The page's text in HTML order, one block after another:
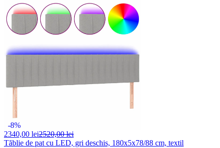
-8%
2340,00 lei2520,00 lei
Tăblie de pat cu LED, gri deschis, 180x5x78/88 cm, textil